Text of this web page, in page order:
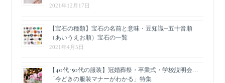
2021年12月17日
【宝石の種類】宝石の名前と意味・豆知識─五十音順
（あいうえお順）宝石の一覧
2021年4月5日
【40代･50代の服装】冠婚葬祭・卒業式・学校説明会…
「今どきの服装マナーがわかる」特集